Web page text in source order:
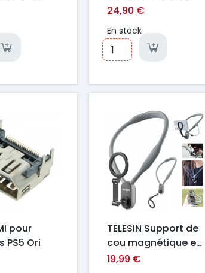
SILVER
24,90 €
En stock
pour
PS5 Ori
Prix
TELESIN Support de
cou magnétique en
silicone, MAGSAFE
19,99 €